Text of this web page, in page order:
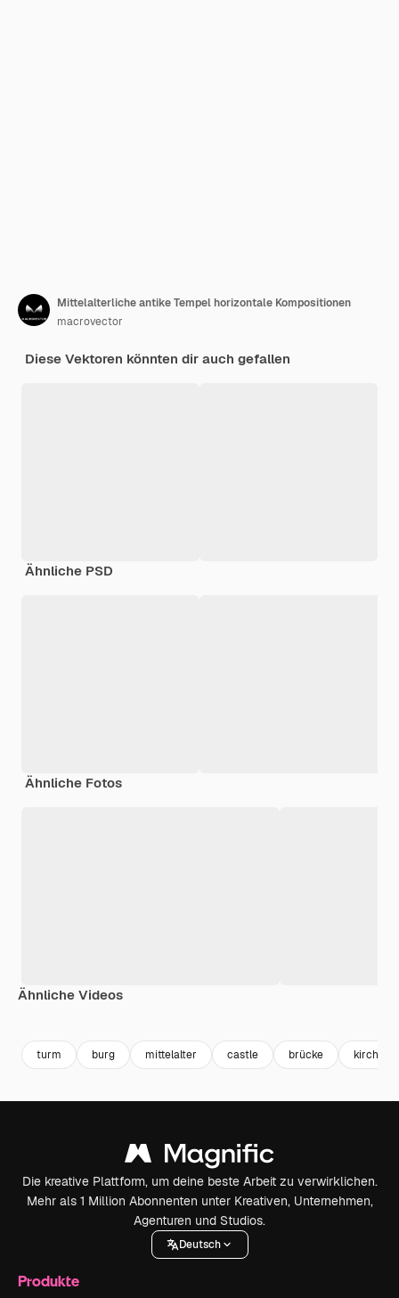
Mittelalterliche antike Tempel horizontale Kompositionen
macrovector
Diese Vektoren könnten dir auch gefallen
Ähnliche PSD
Ähnliche Fotos
Ähnliche Videos
turm burg mittelalter castle brücke kirche
Die kreative Plattform, um deine beste Arbeit zu verwirklichen.
Mehr als 1 Million Abonnenten unter Kreativen, Unternehmen,
Agenturen und Studios.
Deutsch
Produkte